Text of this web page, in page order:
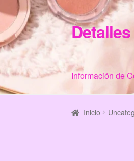
Ir
a
la
navegación
Ir
al
contenido
Información de
InicioCategories
Inicio